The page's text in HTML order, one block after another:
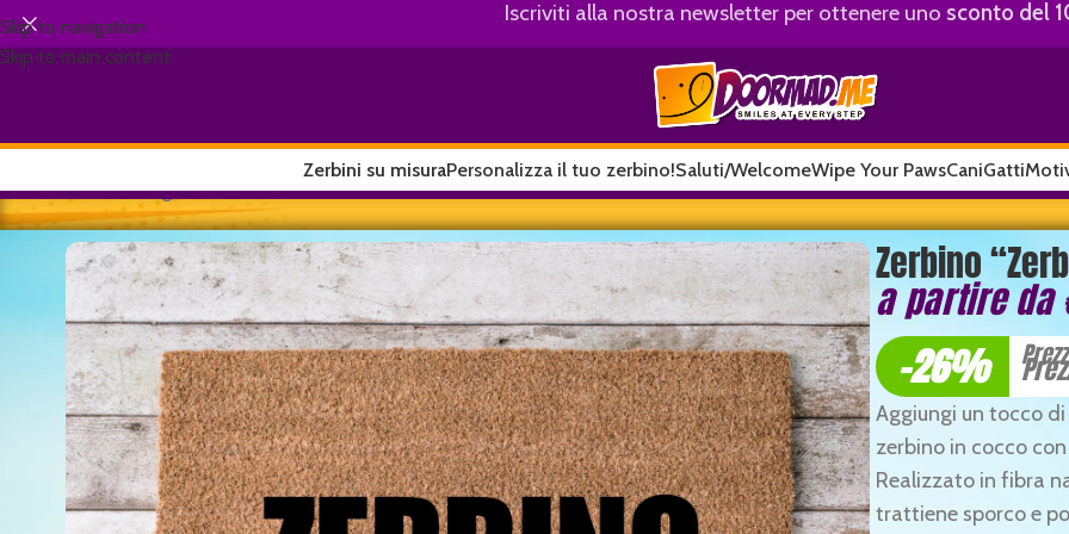
Skip to navigation
Skip to main content
Iscriviti alla nostra newsletter per ottenere uno sconto del
Zerbini su misuraPersonalizza il tuo zerbino!Saluti/WelcomeWipe Your PawsCaniGatti
Home/Youngster/Zerbino “Zerbino”
Zerbino
a partire da
-26%
Aggiungi un tocco
zerbino in cocco con
Realizzato in fibra
trattiene sporco e